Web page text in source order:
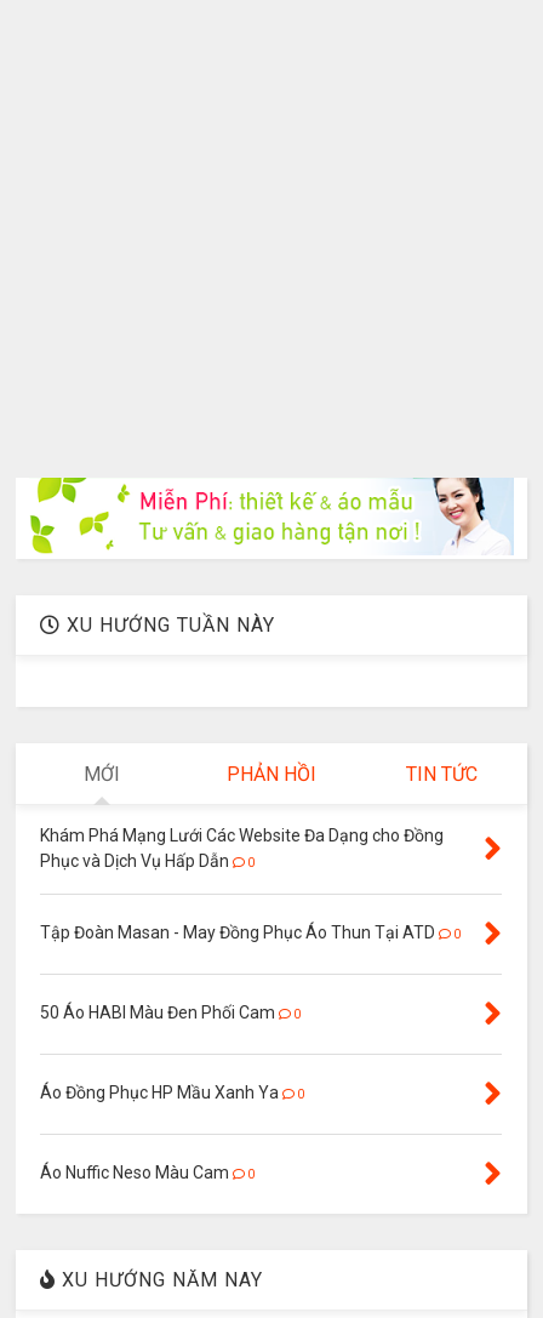
XU HƯỚNG TUẦN NÀY
MỚI PHẢN HỒI TIN TỨC
Khám Phá Mạng Lưới Các Website Đa Dạng cho Đồng
Phục và Dịch Vụ Hấp Dẫn
0
Tập Đoàn Masan - May Đồng Phục Áo Thun Tại ATD 0
50 Áo HABI Màu Đen Phối Cam 0
Áo Đồng Phục HP Mầu Xanh Ya 0
Áo Nuffic Neso Màu Cam 0
XU HƯỚNG NĂM NAY